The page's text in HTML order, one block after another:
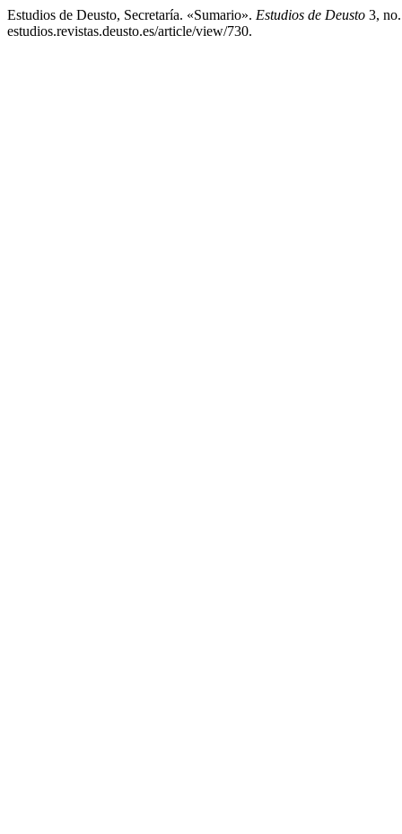
Estudios de Deusto, Secretaría. «Sumario». Estudios de Deusto 3,
estudios.revistas.deusto.es/article/view/730.